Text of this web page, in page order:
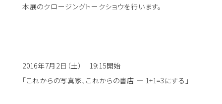
本展のクロージングトークショウを行います。
2016年7月2日（土） 19:15開始
「これからの写真家、これからの書店 — 1+1=3にする」